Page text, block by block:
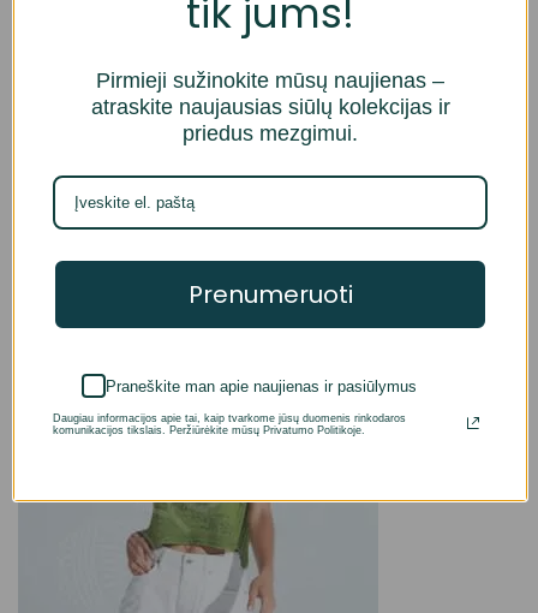
tik jums!
Pirmieji sužinokite mūsų naujienas –
atraskite naujausias siūlų kolekcijas ir
priedus mezgimui.
Prenumeruoti
Praneškite man apie naujienas ir pasiūlymus
Daugiau informacijos apie tai, kaip tvarkome jūsų duomenis rinkodaros
komunikacijos tikslais. Peržiūrėkite mūsų Privatumo Politikoje.